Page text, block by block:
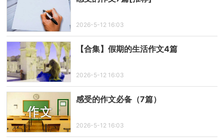
2026-5-12 16:03
【合集】假期的生活作文4篇
2026-5-12 16:03
感受的作文必备（7篇）
2026-5-12 16:03